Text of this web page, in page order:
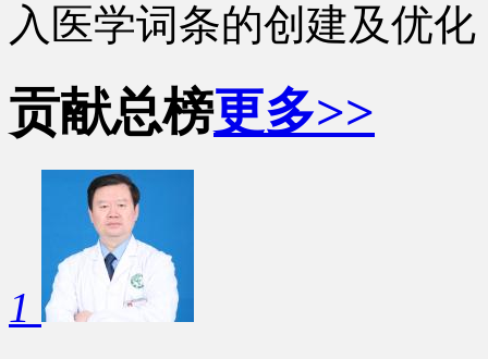
入医学词条的创建及优化
贡献总榜更多>>
1